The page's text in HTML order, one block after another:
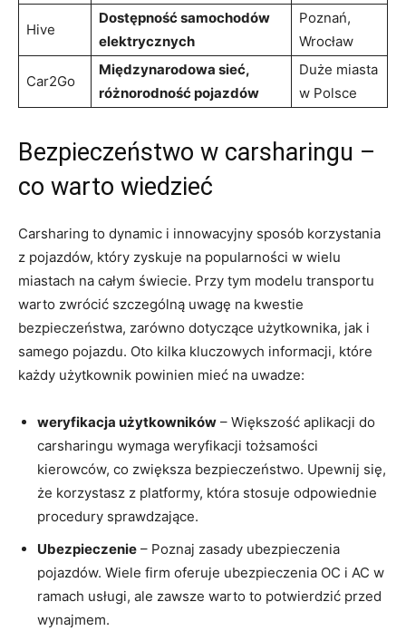
Hive
Dostępność samochodów
elektrycznych
Poznań,
Wrocław
Car2Go
Międzynarodowa sieć,
różnorodność pojazdów
Duże miasta
w Polsce
Bezpieczeństwo w carsharingu –
co warto wiedzieć
Carsharing to dynamic i innowacyjny sposób korzystania
z pojazdów, który zyskuje na popularności w wielu
miastach na całym świecie. Przy tym modelu transportu
warto zwrócić szczególną uwagę na kwestie
bezpieczeństwa, zarówno dotyczące użytkownika, jak i
samego pojazdu. Oto kilka kluczowych informacji, które
każdy użytkownik powinien mieć na uwadze:
weryfikacja użytkowników – Większość aplikacji do
carsharingu wymaga weryfikacji tożsamości
kierowców, co zwiększa bezpieczeństwo. Upewnij się,
że korzystasz z platformy, która stosuje odpowiednie
procedury sprawdzające.
Ubezpieczenie – Poznaj zasady ubezpieczenia
pojazdów. Wiele firm oferuje ubezpieczenia OC i AC w
ramach usługi, ale zawsze warto to potwierdzić przed
wynajmem.